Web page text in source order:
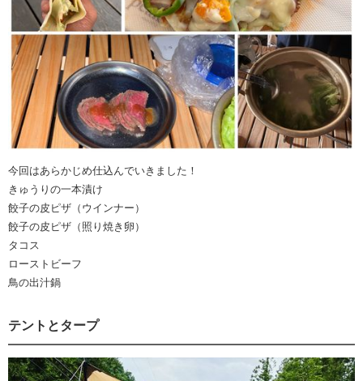
今回はあらかじめ仕込んでいきました！
きゅうりの一本漬け
餃子の皮ピザ（ウインナー）
餃子の皮ピザ（照り焼き卵）
タコス
ローストビーフ
鳥の出汁鍋
テントとタープ